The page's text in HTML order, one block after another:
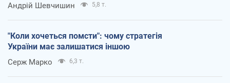
Андрій Шевчишин 5,8 т.
"Коли хочеться помсти": чому стратегія
України має залишатися іншою
Серж Марко 6,3 т.